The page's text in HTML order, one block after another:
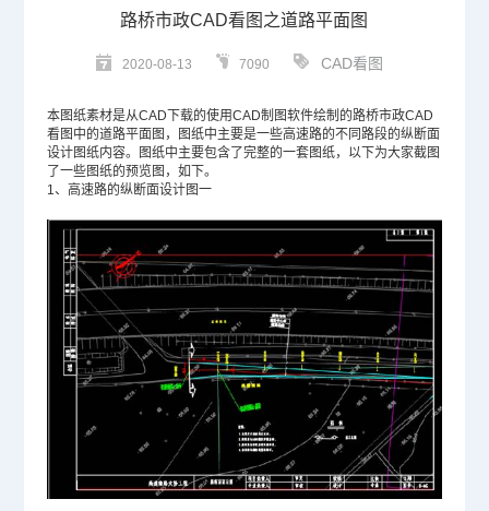
路桥市政CAD看图之道路平面图
2020-08-13 7090 CAD看图
本图纸素材是从CAD 下载的使用CAD制图软件绘制的路桥市政CAD
看图中的道路平面图，图纸中主要是一些高速路的不同路段的纵断面
设计图纸内容。图纸中主要包含了完整的一套图纸，以下为大家截图
了一些图纸的预览图，如下。
1、高速路的纵断面设计图一